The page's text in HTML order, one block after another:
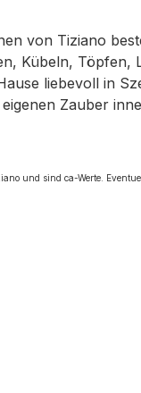
von Tiziano
Kübeln,
liebevoll in
Zauber
und sind ca-Werte.